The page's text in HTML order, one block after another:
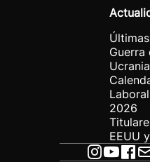
Guerra
Ucrania
2026
EEUU